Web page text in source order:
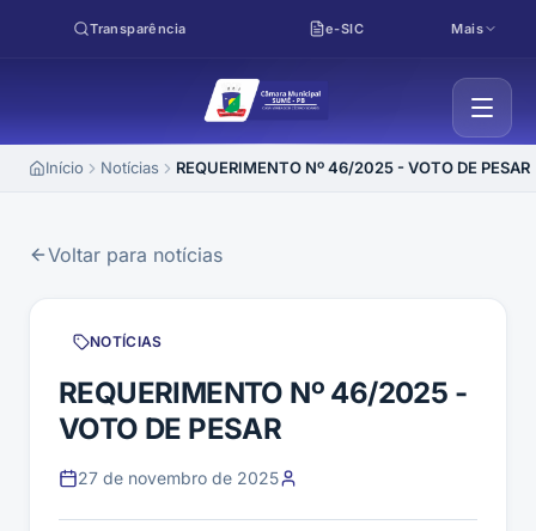
Transparência e-SIC Mais
Início Notícias REQUERIMENTO Nº 46/2025 - VOTO DE PESAR
Voltar para notícias
NOTÍCIAS
REQUERIMENTO Nº 46/2025 -
VOTO DE PESAR
27 de novembro de 2025